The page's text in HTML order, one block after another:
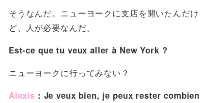
そうなんだ。ニューヨークに支店を開いたんだけ
ど、人が必要なんだ。
Est-ce que tu veux aller à New York ?
ニューヨークに行ってみない？
Alexis : Je veux bien, je peux rester combien